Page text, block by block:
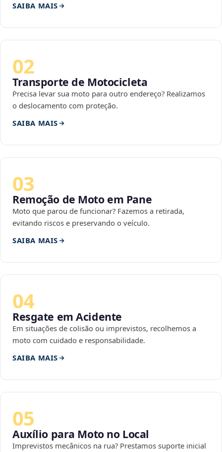
SAIBA MAIS
02
Transporte de Motocicleta
Precisa levar sua moto para outro endereço? Realizamos
o deslocamento com proteção.
SAIBA MAIS
03
Remoção de Moto em Pane
Moto que parou de funcionar? Fazemos a retirada,
evitando riscos e preservando o veículo.
SAIBA MAIS
04
Resgate em Acidente
Em situações de colisão ou imprevistos, recolhemos a
moto com cuidado e responsabilidade.
SAIBA MAIS
05
Auxílio para Moto no Local
Imprevistos mecânicos na rua? Prestamos suporte inicial